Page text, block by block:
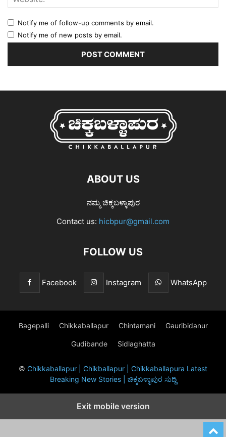
Notify me of follow-up comments by email.
Notify me of new posts by email.
ABOUT US
ನಮ್ಮ ಚಿಕ್ಕಬಳ್ಳಾಪುರ
Contact us: hicbpur@gmail.com
FOLLOW US
Facebook Instagram WhatsApp
Bagepalli Chikkaballapur Chintamani Gauribidanur
Gudibande Sidlaghatta
© Chikkaballapur | Chikballapur | Chikkaballapura Latest
Breaking New Stories | ಚಿಕ್ಕಬಳ್ಳಾಪುರ ಸುದ್ದಿ
Exit mobile version